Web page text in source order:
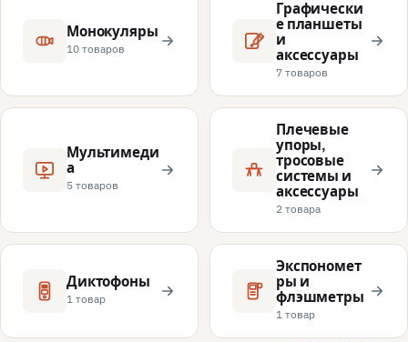
Монокуляры
10 товаров
Графически
е планшеты
и
аксессуары
7 товаров
Мультимеди
а
5 товаров
Плечевые
упоры,
тросовые
системы и
аксессуары
2 товара
Диктофоны
1 товар
Экспономет
ры и
флэшметры
1 товар